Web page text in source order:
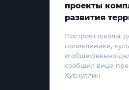
проекты
развития
Построят школы,
поликлиники,
и общественно-
сообщил вице-
Хуснуллин